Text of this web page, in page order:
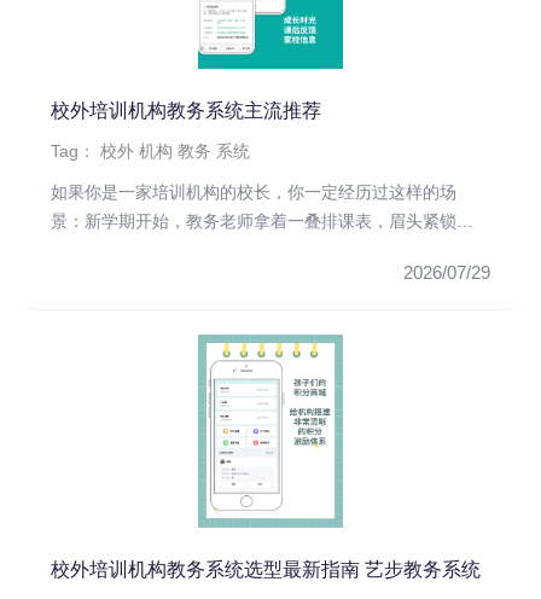
校外培训机构教务系统主流推荐
Tag：校外 机构 教务 系统
如果你是一家培训机构的校长，你一定经历过这样的场
景：新学期开始，教务老师拿着一叠排课表，眉头紧锁，
2026/07/29
校外培训机构教务系统选型最新指南 艺步教务系统